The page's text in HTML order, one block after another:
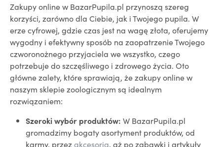
Zakupy online w BazarPupila.pl przynoszą szereg
korzyści, zarówno dla Ciebie, jak i Twojego pupila. W
erze cyfrowej, gdzie czas jest na wagę złota, oferujemy
wygodny i efektywny sposób na zaopatrzenie Twojego
czworonożnego przyjaciela we wszystko, czego
potrzebuje do szczęśliwego i zdrowego życia. Oto
główne zalety, które sprawiają, że zakupy online w
naszym sklepie zoologicznym są idealnym
rozwiązaniem:
Szeroki wybór produktów: W BazarPupila.pl
gromadzimy bogaty asortyment produktów, od
karmy, przezakcesoria, aż po zabawki i artykuły